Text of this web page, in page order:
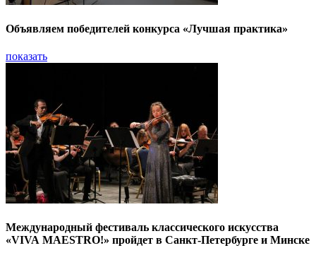
Объявляем победителей конкурса «Лучшая практика»
показать
Международный фестиваль классического искусства
«VIVA MAESTRO!» пройдет в Санкт-Петербурге и Минске